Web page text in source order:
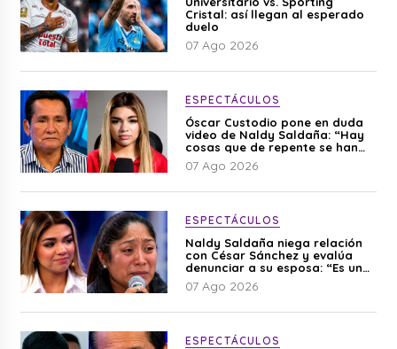
Cristal: así llegan al esperado
duelo
07 Ago 2026
ESPECTÁCULOS
Óscar Custodio pone en duda
video de Naldy Saldaña: “Hay
cosas que de repente se han
editado”
07 Ago 2026
ESPECTÁCULOS
Naldy Saldaña niega relación
con César Sánchez y evalúa
denunciar a su esposa: “Es una
difamación”
07 Ago 2026
ESPECTÁCULOS